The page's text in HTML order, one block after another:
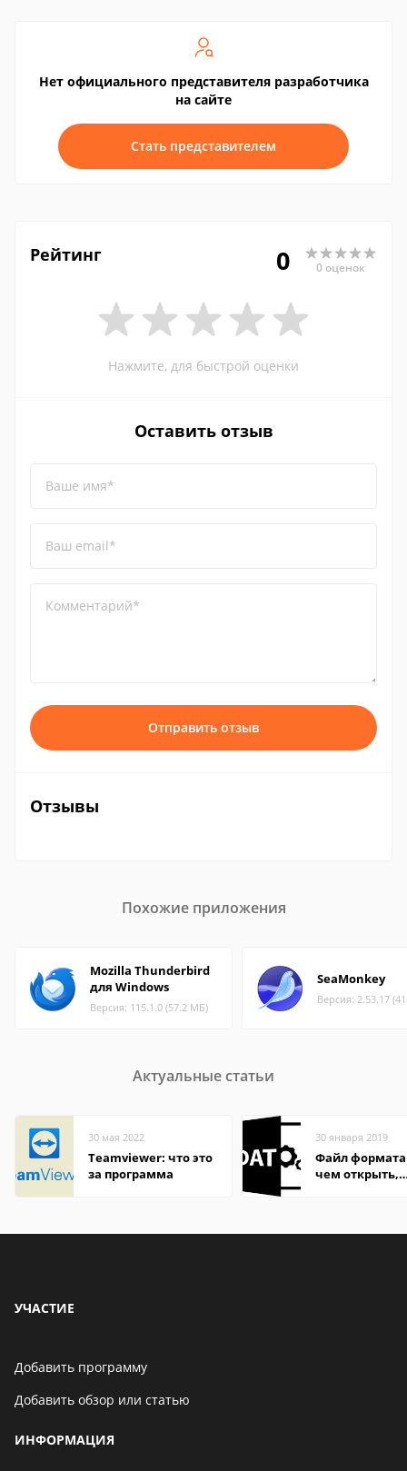
Нет официального представителя разработчика
на сайте
Стать представителем
Рейтинг 0 0 оценок
Нажмите, для быстрой оценки
Оставить отзыв
Ваше имя*
Ваш email*
Комментарий*
Отправить отзыв
Отзывы
Похожие приложения
Mozilla Thunderbird
для Windows
Версия: 115.1.0 (57.2 МБ)
SeaMonkey
Версия: 2.53.17
Актуальные статьи
30 мая 2022
Teamviewer: что это
за программа
30 января 2019
Файл формата
чем открыть,
УЧАСТИЕ
Добавить программу
Добавить обзор или статью
ИНФОРМАЦИЯ